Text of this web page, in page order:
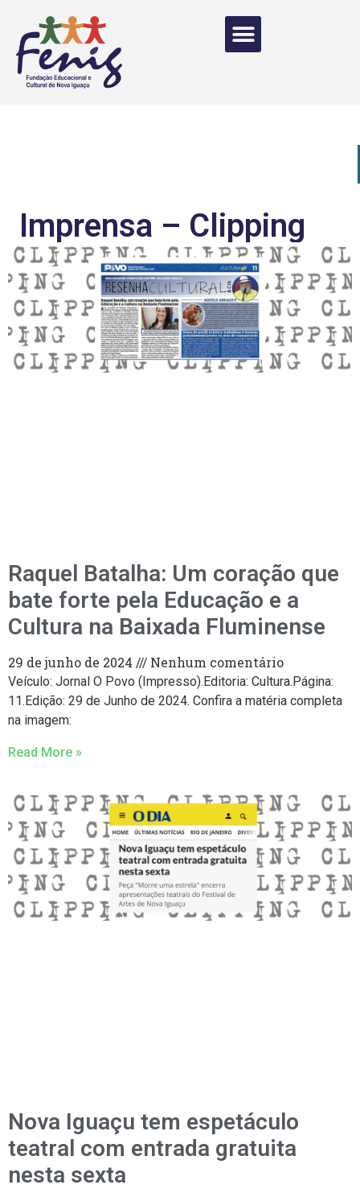
Imprensa – Clipping
Raquel Batalha: Um coração que
bate forte pela Educação e a
Cultura na Baixada Fluminense
29 de junho de 2024 Nenhum comentário
Veículo: Jornal O Povo (Impresso).Editoria: Cultura.Página:
11.Edição: 29 de Junho de 2024. Confira a matéria completa
na imagem:
Read More »
Nova Iguaçu tem espetáculo
teatral com entrada gratuita
nesta sexta